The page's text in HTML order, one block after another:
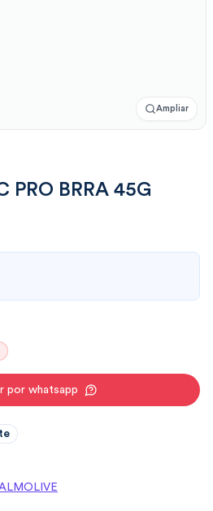
Ampliar
PRO BRRA 45G
por whatsapp